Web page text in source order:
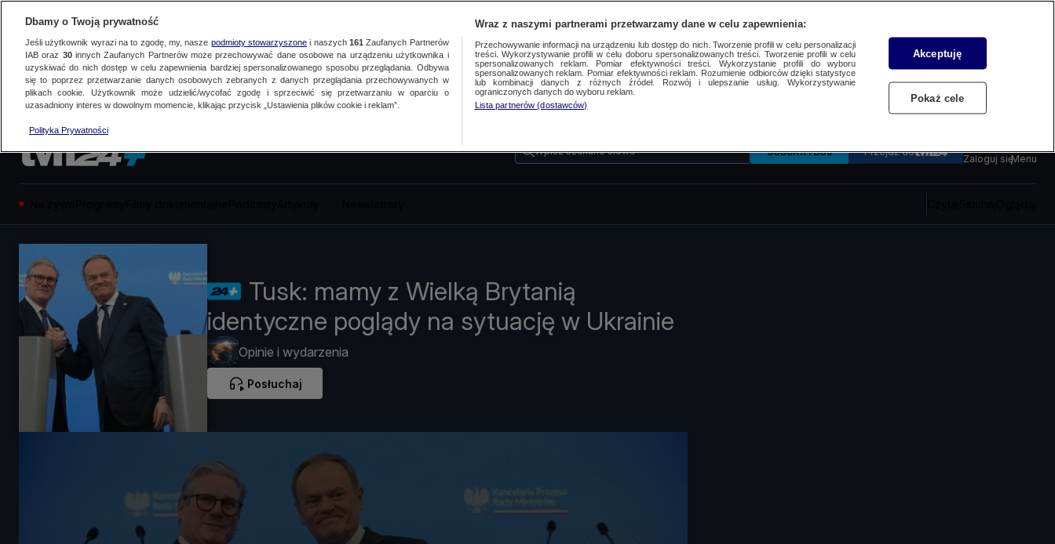
Wpisz szukane słowo SUBSKRYBUJ Przejdź do
Zaloguj sięMenu
Tusk: mamy z Wielką Brytanią
identyczne poglądy na sytuację w Ukrainie
Opinie i wydarzenia
Posłuchaj
Dbamy o Twoją prywatność
Jeśli użytkownik wyrazi na to zgodę, my, nasze podmioty stowarzyszonei naszych 161 Zaufanych Partnerów
IAB oraz 30innych Zaufanych Partnerów może przechowywać dane osobowe na urządzeniu użytkownika i
uzyskiwać do nich dostęp w celu zapewnienia bardziej spersonalizowanego sposobu przeglądania. Odbywa
się to poprzez przetwarzanie danych osobowych zebranych z danych przeglądania przechowywanych w
plikach cookie. Użytkownik może udzielić/wycofać zgodę i sprzeciwić się przetwarzaniu w oparciu o
uzasadniony interes w dowolnym momencie, klikając przycisk „Ustawienia plików cookie i reklam”.
Polityka Prywatności
Wraz z naszymi partnerami przetwarzamy dane w celu zapewnienia:
Przechowywanie informacji na urządzeniu lub dostęp do nich. Tworzenie profili w celu personalizacji
treści. Wykorzystywanie profili w celu doboru spersonalizowanych treści. Tworzenie profili w celu
spersonalizowanych reklam. Pomiar efektywności treści. Wykorzystanie profili do wyboru
spersonalizowanych reklam. Pomiar efektywności reklam. Rozumienie odbiorców dzięki statystyce
lub kombinacji danych z różnych źródeł. Rozwój i ulepszanie usług. Wykorzystywanie
ograniczonych danych do wyboru reklam.
Lista partnerów (dostawców)
Akceptuję
Pokaż cele